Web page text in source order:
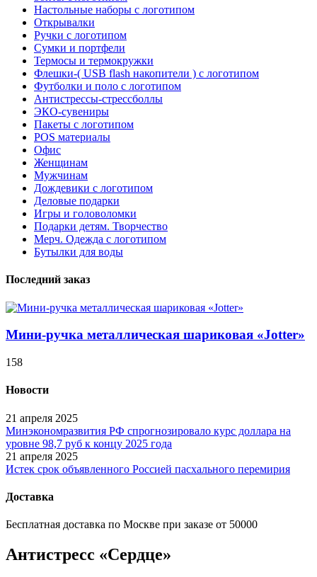
Настольные наборы с логотипом
Открывалки
Ручки с логотипом
Сумки и портфели
Термосы и термокружки
Флешки-( USB flash накопители ) с логотипом
Футболки и поло с логотипом
Антистрессы-стрессболлы
ЭКО-сувениры
Пакеты с логотипом
POS материалы
Офис
Женщинам
Мужчинам
Дождевики с логотипом
Деловые подарки
Игры и головоломки
Подарки детям. Творчество
Мерч. Одежда с логотипом
Бутылки для воды
Последний заказ
Мини-ручка металлическая шариковая «Jotter»
158
Новости
21 апреля 2025
Минэкономразвития РФ спрогнозировало курс доллара на
уровне 98,7 руб к концу 2025 года
21 апреля 2025
Истек срок объявленного Россией пасхального перемирия
Доставка
Бесплатная доставка по Москве при заказе от 50000
Антистресс «Сердце»